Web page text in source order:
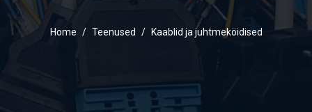
Home Teenused Kaablid ja juhtmeköidised